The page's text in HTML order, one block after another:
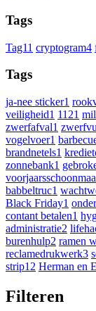
Tags
Tag11 cryptogram4
Tags
ja-nee sticker1
veiligheid1 1121
zwerfafval1
vogelvoer1
brandnetels1
zonnebank1
babbeltruc1
Black Friday1
contant betalen1
administratie2
burenhulp2 ramen
reclamedrukwerk3
strip12 Herman en
Filteren